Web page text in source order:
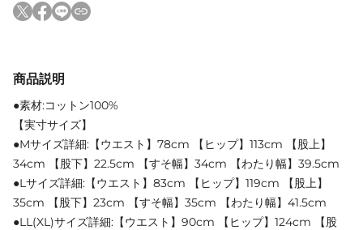
商品説明
●素材:コットン100%
【実寸サイズ】
●Mサイズ詳細:【ウエスト】78cm 【ヒップ】113cm 【股上】
34cm 【股下】22.5cm 【すそ幅】34cm 【わたり幅】39.5cm
●Lサイズ詳細:【ウエスト】83cm 【ヒップ】119cm 【股上】
35cm 【股下】23cm 【すそ幅】35cm 【わたり幅】41.5cm
●LL(XL)サイズ詳細:【ウエスト】90cm 【ヒップ】124cm 【股